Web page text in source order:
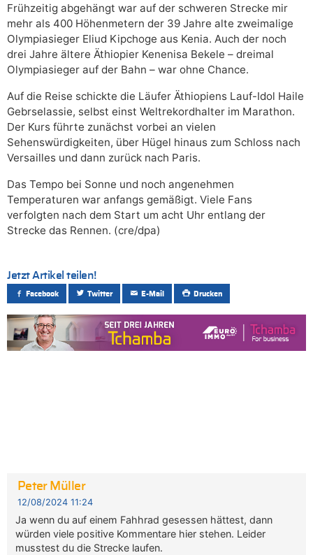
Frühzeitig abgehängt war auf der schweren Strecke mir
mehr als 400 Höhenmetern der 39 Jahre alte zweimalige
Olympiasieger Eliud Kipchoge aus Kenia. Auch der noch
drei Jahre ältere Äthiopier Kenenisa Bekele – dreimal
Olympiasieger auf der Bahn – war ohne Chance.
Auf die Reise schickte die Läufer Äthiopiens Lauf-Idol Haile
Gebrselassie, selbst einst Weltrekordhalter im Marathon.
Der Kurs führte zunächst vorbei an vielen
Sehenswürdigkeiten, über Hügel hinaus zum Schloss nach
Versailles und dann zurück nach Paris.
Das Tempo bei Sonne und noch angenehmen
Temperaturen war anfangs gemäßigt. Viele Fans
verfolgten nach dem Start um acht Uhr entlang der
Strecke das Rennen. (cre/dpa)
Jetzt Artikel teilen!
Facebook Twitter E-Mail Drucken
Peter Müller
12/08/2024 11:24
Ja wenn du auf einem Fahhrad gesessen hättest, dann
würden viele positive Kommentare hier stehen. Leider
musstest du die Strecke laufen.